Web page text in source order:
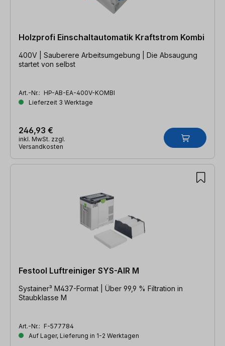
Holzprofi Einschaltautomatik Kraftstrom Kombi
400V | Sauberere Arbeitsumgebung | Die Absaugung
startet von selbst
Art.-Nr.: HP-AB-EA-400V-KOMBI
Lieferzeit 3 Werktage
246,93 €
inkl. MwSt. zzgl.
Versandkosten
Festool Luftreiniger SYS-AIR M
Systainer³ M437-Format | Über 99,9 % Filtration in
Staubklasse M
Art.-Nr.: F-577784
Auf Lager, Lieferung in 1-2 Werktagen